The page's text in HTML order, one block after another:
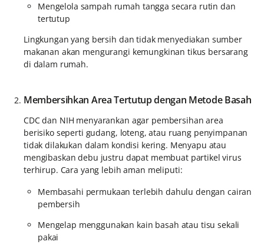
Mengelola sampah rumah tangga secara rutin dan
tertutup
Lingkungan yang bersih dan tidak menyediakan sumber
makanan akan mengurangi kemungkinan tikus bersarang
di dalam rumah.
Membersihkan Area Tertutup dengan Metode Basah
CDC dan NIH menyarankan agar pembersihan area
berisiko seperti gudang, loteng, atau ruang penyimpanan
tidak dilakukan dalam kondisi kering. Menyapu atau
mengibaskan debu justru dapat membuat partikel virus
terhirup. Cara yang lebih aman meliputi:
Membasahi permukaan terlebih dahulu dengan cairan
pembersih
Mengelap menggunakan kain basah atau tisu sekali
pakai